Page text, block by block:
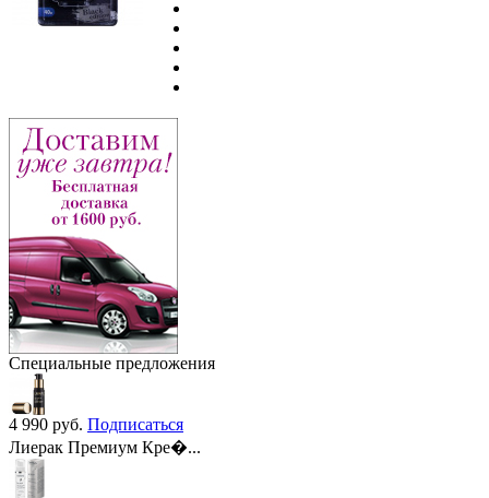
Специальные предложения
4 990 руб. Подписаться
Лиерак Премиум Кре�...